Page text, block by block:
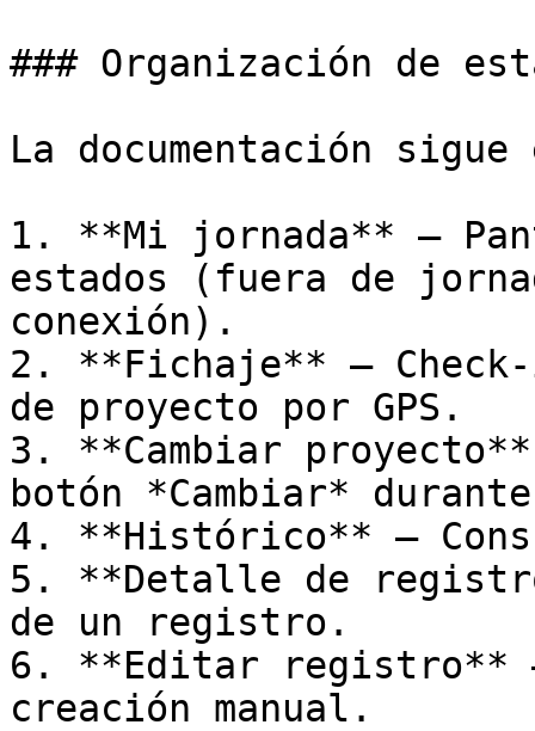
### Organización de
La documentación
1. **Mi jornada** —
estados (fuera de
conexión).
2. **Fichaje** —
de proyecto por GPS.
3. **Cambiar
botón *Cambiar*
4. **Histórico** —
5. **Detalle de
de un registro.
6. **Editar registro**
creación manual.